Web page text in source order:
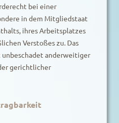
bei einer
in dem Mitgliedstaat
ihres Arbeitsplatzes
Verstoßes zu. Das
anderweitiger
gerichtlicher